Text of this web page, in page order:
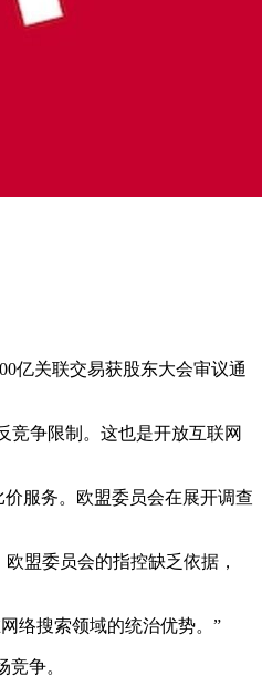
亿关联交易获股东大会审议通
竞争限制。这也是开放互联网
服务。欧盟委员会在展开调查
盟委员会的指控缺乏依据，
络搜索领域的统治优势。”
争。